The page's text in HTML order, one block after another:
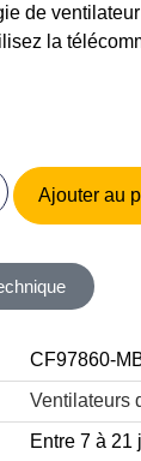
de
la
Ajouter au
CF97860-
Ventilateurs
Entre 7 à 21